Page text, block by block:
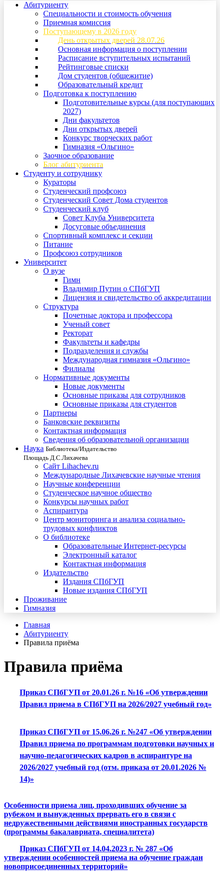
Абитуриенту
Специальности и стоимость обучения
Приемная комиссия
Поступающему в 2026 году
День открытых дверей 28.07.26
Основная информация о поступлении
Расписание вступительных испытаний
Рейтинговые списки
Дом студентов (общежитие)
Образовательный кредит
Подготовка к поступлению
Подготовительные курсы (для поступающих
2027)
Дни факультетов
Дни открытых дверей
Конкурс творческих работ
Гимназия «Ольгино»
Заочное образование
Блог абитуриента
Студенту и сотруднику
Кураторы
Студенческий профсоюз
Студенческий Совет Дома студентов
Студенческий клуб
Совет Клуба Университета
Досуговые объединения
Спортивный комплекс и секции
Питание
Профсоюз сотрудников
Университет
О вузе
Гимн
Владимир Путин о СПбГУП
Лицензия и свидетельство об аккредитации
Структура
Почетные доктора и профессора
Ученый совет
Ректорат
Факультеты и кафедры
Подразделения и службы
Международная гимназия «Ольгино»
Филиалы
Нормативные документы
Новые документы
Основные приказы для сотрудников
Основные приказы для студентов
Партнеры
Банковские реквизиты
Контактная информация
Сведения об образовательной организации
Наука Библиотека/Издательство
Площадь Д.С.Лихачева
Сайт Lihachev.ru
Международные Лихачевские научные чтения
Научные конференции
Студенческое научное общество
Конкурсы научных работ
Аспирантура
Центр мониторинга и анализа социально-
трудовых конфликтов
О библиотеке
Образовательные Интернет-ресурсы
Электронный каталог
Контактная информация
Издательство
Издания СПбГУП
Новые издания СПбГУП
Проживание
Гимназия
Главная
Абитуриенту
Правила приёма
Правила приёма
Приказ СПбГУП от 20.01.26 г. №16 «Об утверждении
Правил приема в СПбГУП на 2026/2027 учебный год»
Приказ СПбГУП от 15.06.26 г. №247 «Об утверждении
Правил приема по программам подготовки научных и
научно-педагогических кадров в аспирантуре на
2026/2027 учебный год (отм. приказа от 20.01.2026 №
14)»
Особенности приема лиц, проходивших обучение за
рубежом и вынужденных прервать его в связи с
недружественными действиями иностранных государств
(программы бакалавриата, специалитета)
Приказ СПбГУП от 14.04.2023 г. № 287 «Об
утверждении особенностей приема на обучение граждан
новоприсоединенных территорий»